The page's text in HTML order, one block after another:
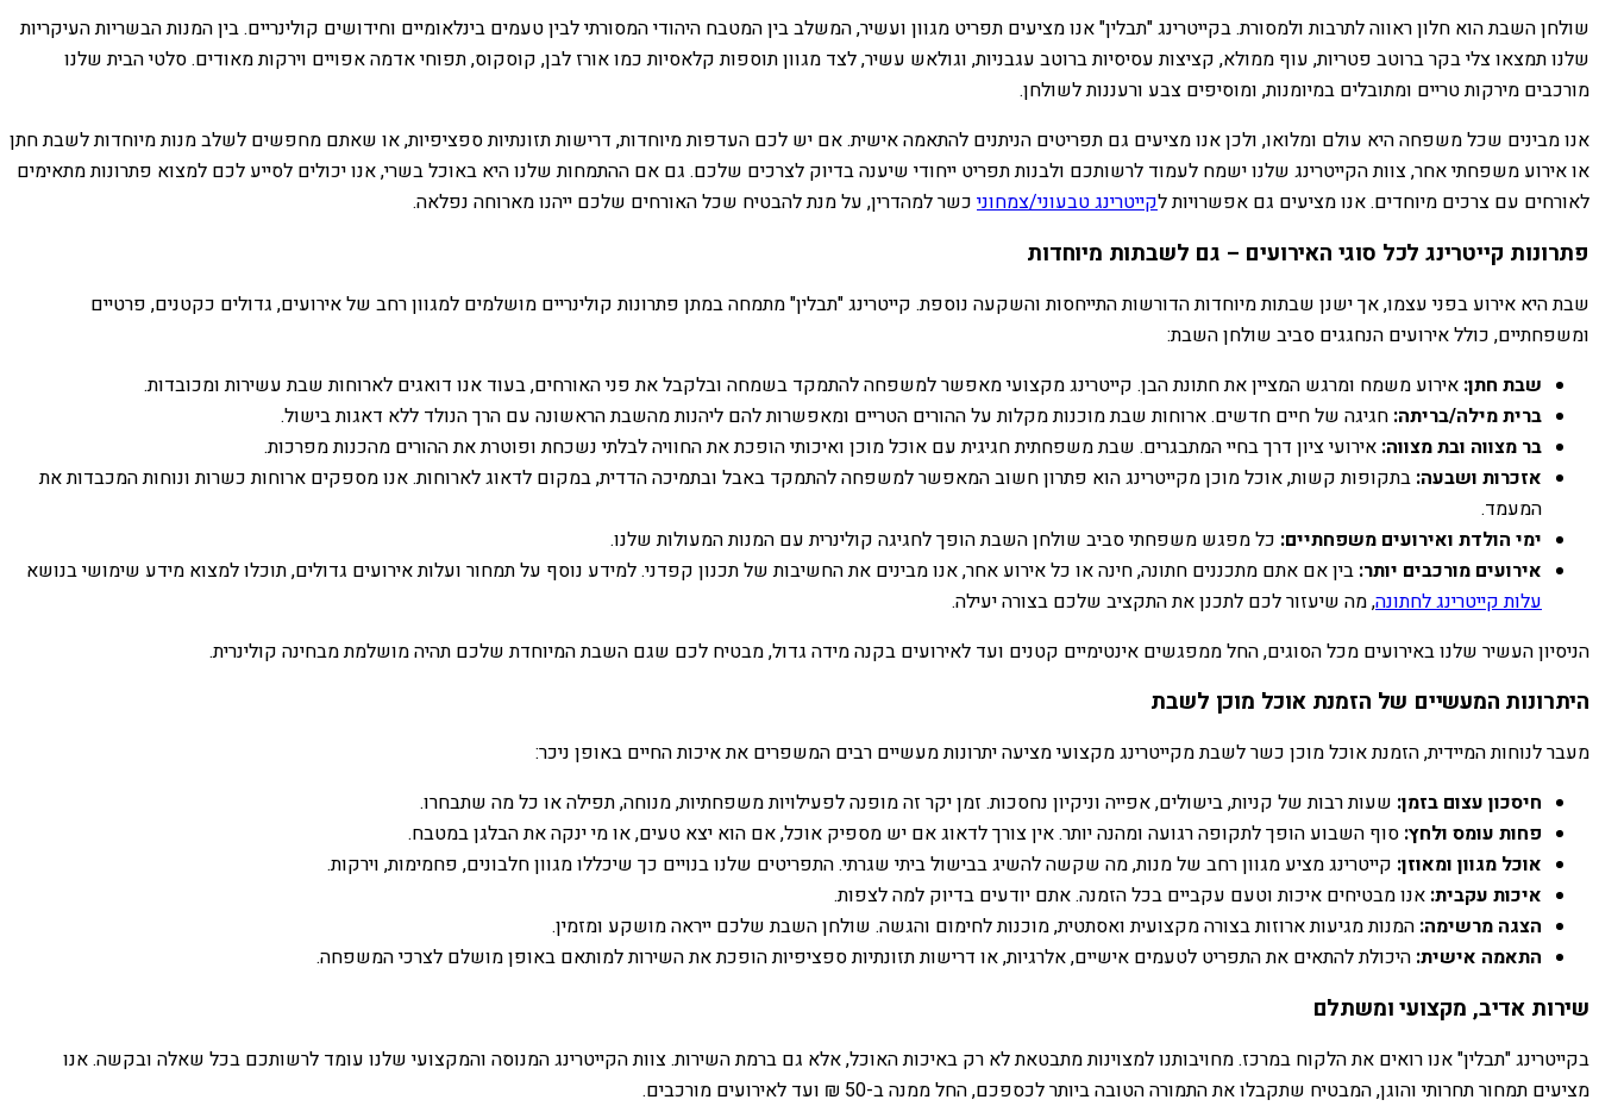
שולחן השבת הוא חלון ראווה לתרבות ולמסורת. בקייטרינג "תבלין" אנו מציעים תפריט מגוון ועשיר, המשלב בין המטבח היהודי המסורתי לבין טעמים בינלאומיים וחידושים קולינריים. בין המנות הבשריות העיקריות
שלנו תמצאו צלי בקר ברוטב פטריות, עוף ממולא, קציצות עסיסיות ברוטב עגבניות, וגולאש עשיר, לצד מגוון תוספות קלאסיות כמו אורז לבן, קוסקוס, תפוחי אדמה אפויים וירקות מאודים. סלטי הבית שלנו
מורכבים מירקות טריים ומתובלים במיומנות, ומוסיפים צבע ורעננות לשולחן.
אנו מבינים שכל משפחה היא עולם ומלואו, ולכן אנו מציעים גם תפריטים הניתנים להתאמה אישית. אם יש לכם העדפות מיוחדות, דרישות תזונתיות ספציפיות, או שאתם מחפשים לשלב מנות מיוחדות לשבת חתן
או אירוע משפחתי אחר, צוות הקייטרינג שלנו ישמח לעמוד לרשותכם ולבנות תפריט ייחודי שיענה בדיוק לצרכים שלכם. גם אם ההתמחות שלנו היא באוכל בשרי, אנו יכולים לסייע לכם למצוא פתרונות מתאימים
לאורחים עם צרכים מיוחדים. אנו מציעים גם אפשרויות לקייטרינג טבעוני/צמחוני כשר למהדרין, על מנת להבטיח שכל האורחים שלכם ייהנו מארוחה נפלאה.
פתרונות קייטרינג לכל סוגי האירועים – גם לשבתות מיוחדות
שבת היא אירוע בפני עצמו, אך ישנן שבתות מיוחדות הדורשות התייחסות והשקעה נוספת. קייטרינג "תבלין" מתמחה במתן פתרונות קולינריים מושלמים למגוון רחב של אירועים, גדולים כקטנים, פרטיים
ומשפחתיים, כולל אירועים הנחגגים סביב שולחן השבת:
שבת חתן: אירוע משמח ומרגש המציין את חתונת הבן. קייטרינג מקצועי מאפשר למשפחה להתמקד בשמחה ובלקבל את פני האורחים, בעוד אנו דואגים לארוחות שבת עשירות ומכובדות.
ברית מילה/בריתה: חגיגה של חיים חדשים. ארוחות שבת מוכנות מקלות על ההורים הטריים ומאפשרות להם ליהנות מהשבת הראשונה עם הרך הנולד ללא דאגות בישול.
בר מצווה ובת מצווה: אירועי ציון דרך בחיי המתבגרים. שבת משפחתית חגיגית עם אוכל מוכן ואיכותי הופכת את החוויה לבלתי נשכחת ופוטרת את ההורים מהכנות מפרכות.
אזכרות ושבעה: בתקופות קשות, אוכל מוכן מקייטרינג הוא פתרון חשוב המאפשר למשפחה להתמקד באבל ובתמיכה הדדית, במקום לדאוג לארוחות. אנו מספקים ארוחות כשרות ונוחות המכבדות את
המעמד.
ימי הולדת ואירועים משפחתיים: כל מפגש משפחתי סביב שולחן השבת הופך לחגיגה קולינרית עם המנות המעולות שלנו.
אירועים מורכבים יותר: בין אם אתם מתכננים חתונה, חינה או כל אירוע אחר, אנו מבינים את החשיבות של תכנון קפדני. למידע נוסף על תמחור ועלות אירועים גדולים, תוכלו למצוא מידע שימושי בנושא
עלות קייטרינג לחתונה, מה שיעזור לכם לתכנן את התקציב שלכם בצורה יעילה.
הניסיון העשיר שלנו באירועים מכל הסוגים, החל ממפגשים אינטימיים קטנים ועד לאירועים בקנה מידה גדול, מבטיח לכם שגם השבת המיוחדת שלכם תהיה מושלמת מבחינה קולינרית.
היתרונות המעשיים של הזמנת אוכל מוכן לשבת
מעבר לנוחות המיידית, הזמנת אוכל מוכן כשר לשבת מקייטרינג מקצועי מציעה יתרונות מעשיים רבים המשפרים את איכות החיים באופן ניכר:
חיסכון עצום בזמן: שעות רבות של קניות, בישולים, אפייה וניקיון נחסכות. זמן יקר זה מופנה לפעילויות משפחתיות, מנוחה, תפילה או כל מה שתבחרו.
פחות עומס ולחץ: סוף השבוע הופך לתקופה רגועה ומהנה יותר. אין צורך לדאוג אם יש מספיק אוכל, אם הוא יצא טעים, או מי ינקה את הבלגן במטבח.
אוכל מגוון ומאוזן: קייטרינג מציע מגוון רחב של מנות, מה שקשה להשיג בבישול ביתי שגרתי. התפריטים שלנו בנויים כך שיכללו מגוון חלבונים, פחמימות, וירקות.
איכות עקבית: אנו מבטיחים איכות וטעם עקביים בכל הזמנה. אתם יודעים בדיוק למה לצפות.
הצגה מרשימה: המנות מגיעות ארוזות בצורה מקצועית ואסתטית, מוכנות לחימום והגשה. שולחן השבת שלכם ייראה מושקע ומזמין.
התאמה אישית: היכולת להתאים את התפריט לטעמים אישיים, אלרגיות, או דרישות תזונתיות ספציפיות הופכת את השירות למותאם באופן מושלם לצרכי המשפחה.
שירות אדיב, מקצועי ומשתלם
בקייטרינג "תבלין" אנו רואים את הלקוח במרכז. מחויבותנו למצוינות מתבטאת לא רק באיכות האוכל, אלא גם ברמת השירות. צוות הקייטרינג המנוסה והמקצועי שלנו עומד לרשותכם בכל שאלה ובקשה. אנו
מציעים תמחור תחרותי והוגן, המבטיח שתקבלו את התמורה הטובה ביותר לכספכם, החל ממנה ב-50 ₪ ועד לאירועים מורכבים.